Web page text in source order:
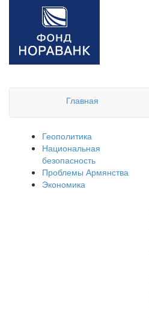
Главная
Геополитика
Национальная
безопасность
Проблемы Армянства
Экономика